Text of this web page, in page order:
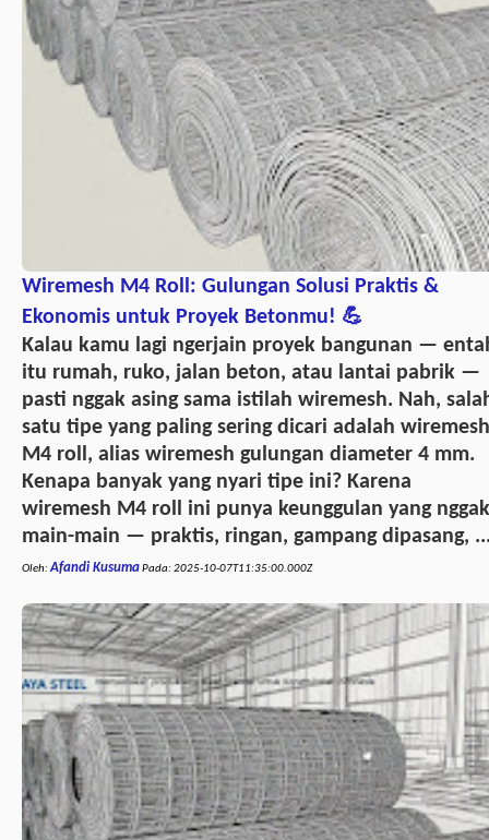
Wiremesh M4 Roll: Gulungan Solusi Praktis &
Ekonomis untuk Proyek Betonmu! 💪
Kalau kamu lagi ngerjain proyek bangunan —
itu rumah, ruko, jalan beton, atau lantai pabrik —
pasti nggak asing sama istilah wiremesh. Nah,
satu tipe yang paling sering dicari adalah wiremesh
M4 roll, alias wiremesh gulungan diameter 4 mm.
Kenapa banyak yang nyari tipe ini? Karena
wiremesh M4 roll ini punya keunggulan yang nggak
main-main — praktis, ringan, gampang dipasang,
Oleh:Afandi KusumaPada:2025-10-07T11:35:00.000Z